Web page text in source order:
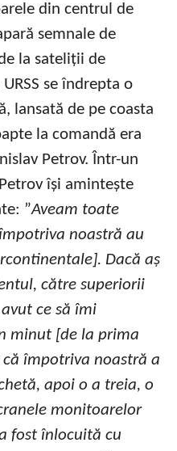
din centrul de
semnale de
la sateliții de
se îndrepta o
lansată de pe coasta
la comandă era
Petrov. Într-un
își amintește
”Aveam toate
noastră au
Dacă aș
către superiorii
ce să îmi
minut [de la prima
împotriva noastră a
apoi o a treia, o
monitoarelor
fost înlocuită cu